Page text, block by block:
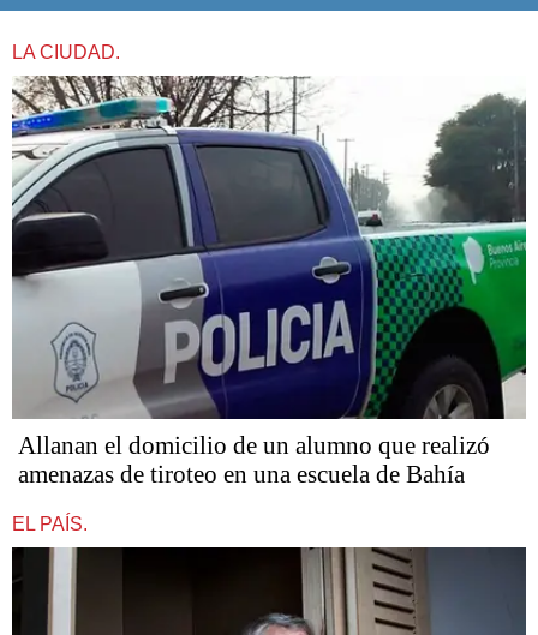
LA CIUDAD.
Allanan el domicilio de un alumno que realizó
amenazas de tiroteo en una escuela de Bahía
EL PAÍS.